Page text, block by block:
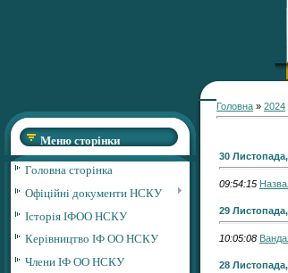
Меню сторінки
Головна сторінка
Офіційні документи НСКУ
Історія ІФОО НСКУ
Керівництво ІФ ОО НСКУ
Члени ІФ ОО НСКУ
Головна » 2024
30
09:54:15
29
10:05:08
28